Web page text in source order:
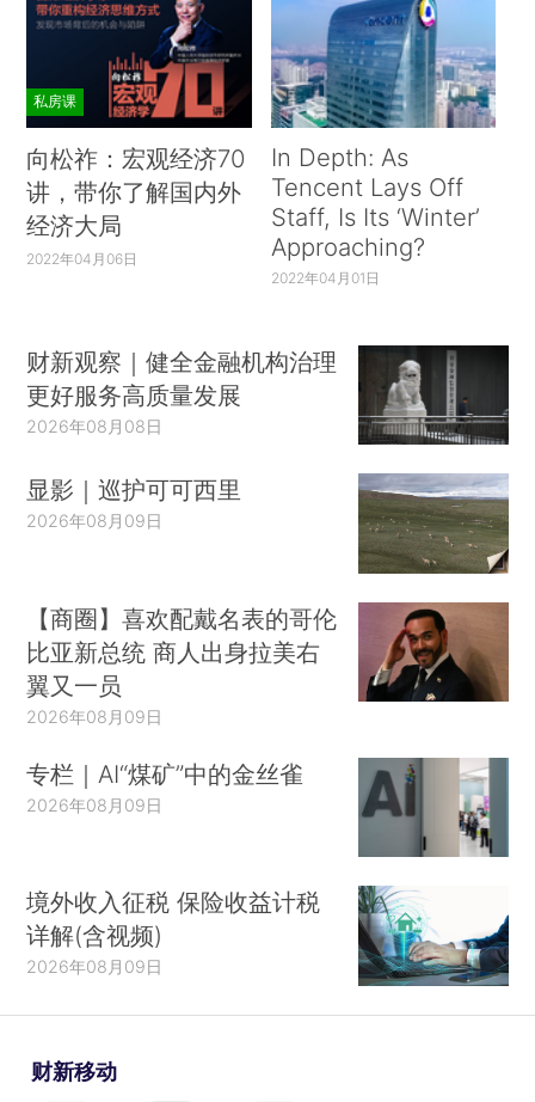
私房课
向松祚：宏观经济70
讲，带你了解国内外
经济大局
2022年04月06日
In Depth: As
Tencent Lays Off
Staff, Is Its ‘Winter’
Approaching?
2022年04月01日
财新观察｜健全金融机构治理
更好服务高质量发展
2026年08月08日
显影｜巡护可可西里
2026年08月09日
【商圈】喜欢配戴名表的哥伦
比亚新总统 商人出身拉美右
翼又一员
2026年08月09日
专栏｜AI“煤矿”中的金丝雀
2026年08月09日
境外收入征税 保险收益计税
详解(含视频)
2026年08月09日
财新移动